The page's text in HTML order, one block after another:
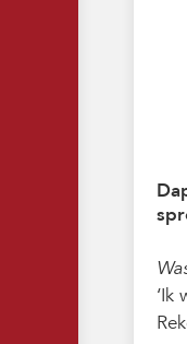
‘Ik